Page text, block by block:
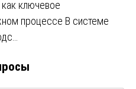
ключевое
процессе В системе